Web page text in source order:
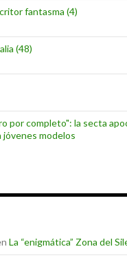
fantasma (4)
(48)
por completo": la secta
jóvenes modelos
La “enigmática” Zona del